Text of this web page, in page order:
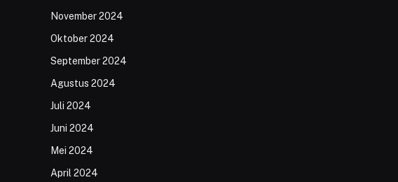
November 2024
Oktober 2024
September 2024
Agustus 2024
Juli 2024
Juni 2024
Mei 2024
April 2024